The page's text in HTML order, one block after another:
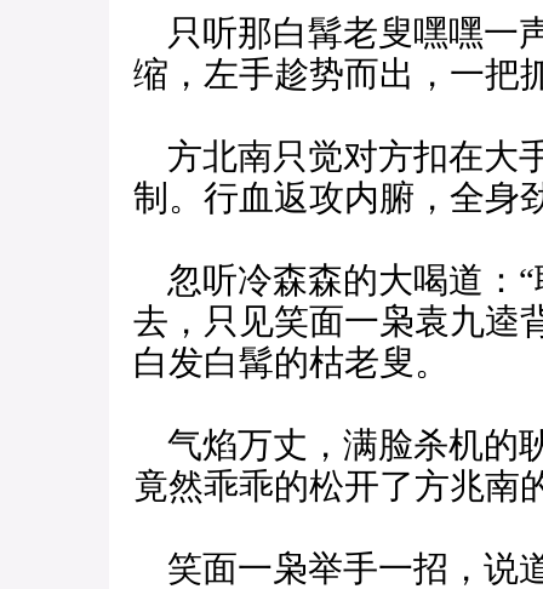
只听那白髯老叟嘿嘿一
缩，左手趁势而出，一把
方北南只觉对方扣在大
制。行血返攻内腑，全身
忽听冷森森的大喝道：“
去，只见笑面一枭袁九逵
白发白髯的枯老叟。
气焰万丈，满脸杀机的
竟然乖乖的松开了方兆南
笑面一枭举手一招，说